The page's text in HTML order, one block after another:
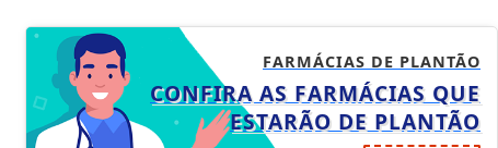
FARMÁCIAS DE PLANTÃO
CONFIRA AS FARMÁCIAS QUE
ESTARÃO DE PLANTÃO